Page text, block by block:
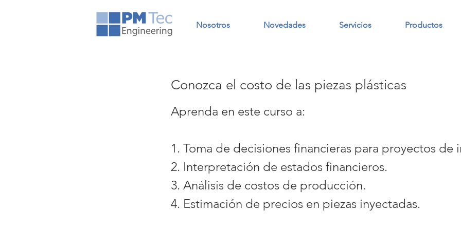
Nosotros Novedades Servicios Productos
Conozca el costo de las piezas plásticas
Aprenda en este curso a:
1. Toma de decisiones financieras para proyectos de
2. Interpretación de estados financieros.
3. Análisis de costos de producción.
4. Estimación de precios en piezas inyectadas.